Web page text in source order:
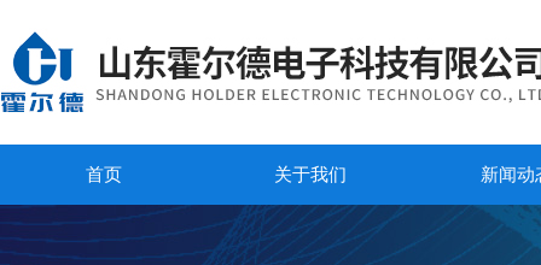
首页 关于我们 新闻动